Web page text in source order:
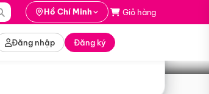
Hồ Chí Minh Giỏ hàng
Đăng nhập Đăng ký
Tìm tour